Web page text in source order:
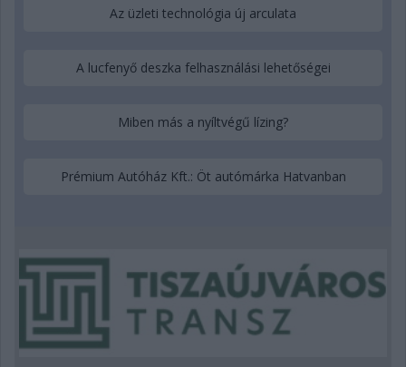
Az üzleti technológia új arculata
A lucfenyő deszka felhasználási lehetőségei
Miben más a nyíltvégű lízing?
Prémium Autóház Kft.: Öt autómárka Hatvanban